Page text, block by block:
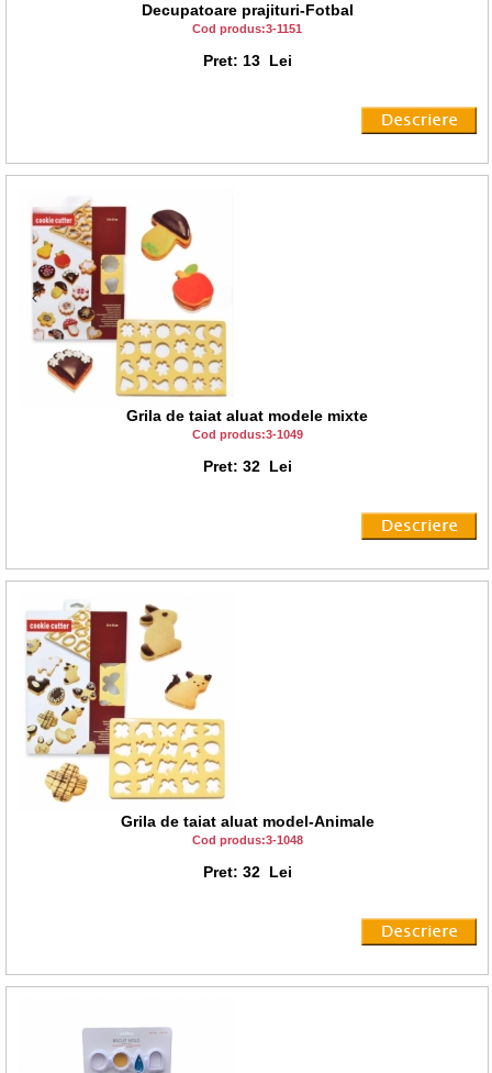
Decupatoare prajituri-Fotbal
Cod produs:3-1151
Pret: 13 Lei
Grila de taiat aluat modele mixte
Cod produs:3-1049
Pret: 32 Lei
Grila de taiat aluat model-Animale
Cod produs:3-1048
Pret: 32 Lei